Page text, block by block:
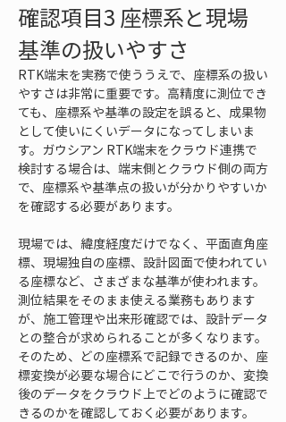
確認項目3 座標系と現場
基準の扱いやすさ
RTK端末を実務で使ううえで、座標系の扱い
やすさは非常に重要です。高精度に測位でき
ても、座標系や基準の設定を誤ると、成果物
として使いにくいデータになってしまいま
す。ガウシアン RTK端末をクラウド連携で
検討する場合は、端末側とクラウド側の両方
で、座標系や基準点の扱いが分かりやすいか
を確認する必要があります。
現場では、緯度経度だけでなく、平面直角座
標、現場独自の座標、設計図面で使われてい
る座標など、さまざまな基準が使われます。
測位結果をそのまま使える業務もあります
が、施工管理や出来形確認では、設計データ
との整合が求められることが多くなります。
そのため、どの座標系で記録できるのか、座
標変換が必要な場合にどこで行うのか、変換
後のデータをクラウド上でどのように確認で
きるのかを確認しておく必要があります。